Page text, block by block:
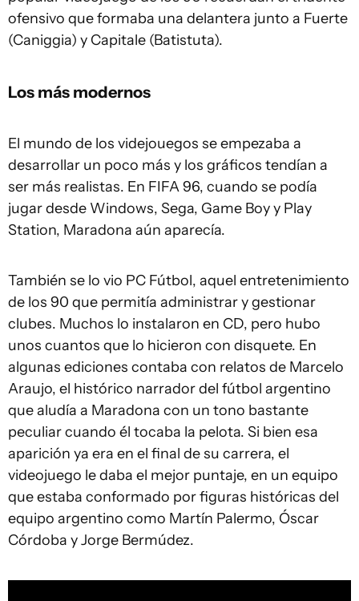
ofensivo que formaba una delantera junto a Fuerte
(Caniggia) y Capitale (Batistuta).
Los más modernos
El mundo de los videjouegos se empezaba a
desarrollar un poco más y los gráficos tendían a
ser más realistas. En FIFA 96, cuando se podía
jugar desde Windows, Sega, Game Boy y Play
Station, Maradona aún aparecía.
También se lo vio PC Fútbol, aquel entretenimiento
de los 90 que permitía administrar y gestionar
clubes. Muchos lo instalaron en CD, pero hubo
unos cuantos que lo hicieron con disquete. En
algunas ediciones contaba con relatos de Marcelo
Araujo, el histórico narrador del fútbol argentino
que aludía a Maradona con un tono bastante
peculiar cuando él tocaba la pelota. Si bien esa
aparición ya era en el final de su carrera, el
videojuego le daba el mejor puntaje, en un equipo
que estaba conformado por figuras históricas del
equipo argentino como Martín Palermo, Óscar
Córdoba y Jorge Bermúdez.